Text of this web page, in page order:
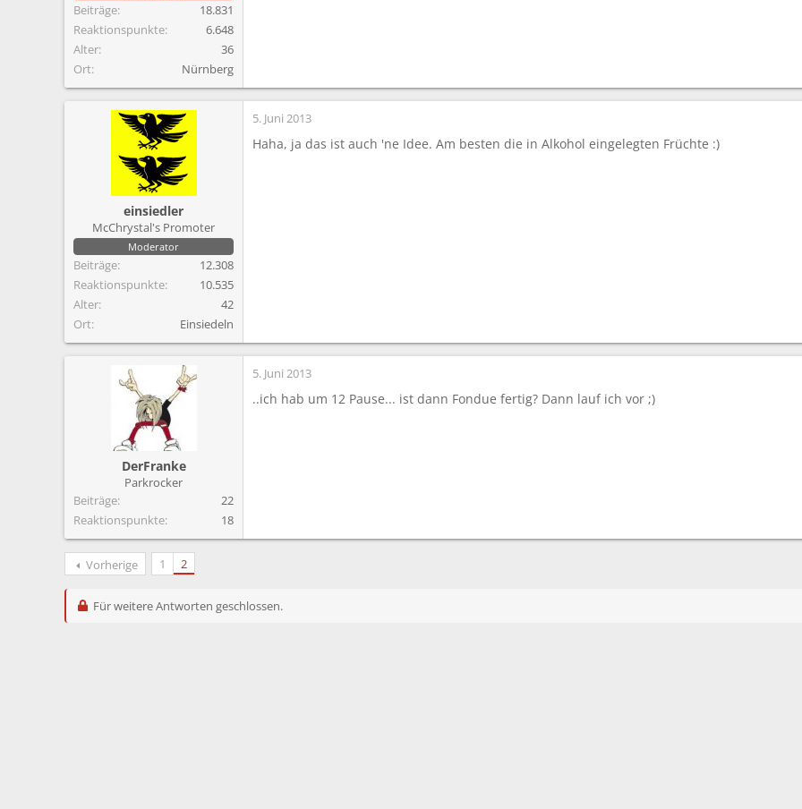
Beiträge
18.831
Reaktionspunkte
6.648
Alter
36
Ort
Nürnberg
einsiedler
McChrystal's Promoter
Moderator
Beiträge
12.308
Reaktionspunkte
10.535
Alter
42
Ort
Einsiedeln
5. Juni 2013
Haha, ja das ist auch 'ne Idee. Am besten die in Alkohol eingelegten Früchte :)
DerFranke
Parkrocker
Beiträge
22
Reaktionspunkte
18
5. Juni 2013
..ich hab um 12 Pause... ist dann Fondue fertig? Dann lauf ich vor ;)
Vorherige 1 2
Für weitere Antworten geschlossen.